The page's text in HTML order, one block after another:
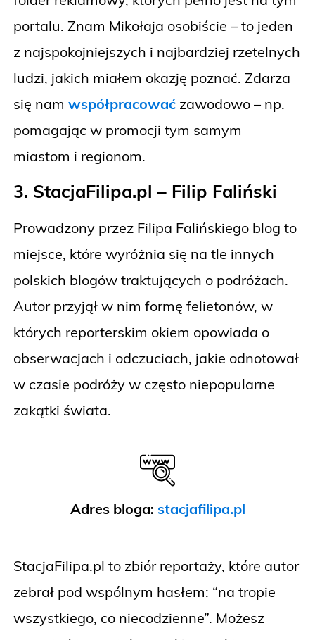
portalu. Znam Mikołaja osobiście – to jeden
z najspokojniejszych i najbardziej rzetelnych
ludzi, jakich miałem okazję poznać. Zdarza
się nam współpracować zawodowo – np.
pomagając w promocji tym samym
miastom i regionom.
3. StacjaFilipa.pl – Filip Faliński
Prowadzony przez Filipa Falińskiego blog to
miejsce, które wyróżnia się na tle innych
polskich blogów traktujących o podróżach.
Autor przyjął w nim formę felietonów, w
których reporterskim okiem opowiada o
obserwacjach i odczuciach, jakie odnotował
w czasie podróży w często niepopularne
zakątki świata.
Adres bloga: stacjafilipa.pl
StacjaFilipa.pl to zbiór reportaży, które autor
zebrał pod wspólnym hasłem: “na tropie
wszystkiego, co niecodzienne”. Możesz